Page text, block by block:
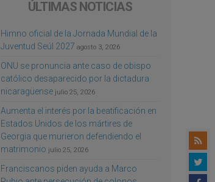
ÚLTIMAS NOTICIAS
Himno oficial de la Jornada Mundial de la
Juventud Seúl 2027 agosto 3, 2026
ONU se pronuncia ante caso de obispo
católico desaparecido por la dictadura
nicaragüense julio 25, 2026
Aumenta el interés por la beatificación en
Estados Unidos de los mártires de
Georgia que murieron defendiendo el
matrimonio julio 25, 2026
Franciscanos piden ayuda a Marco